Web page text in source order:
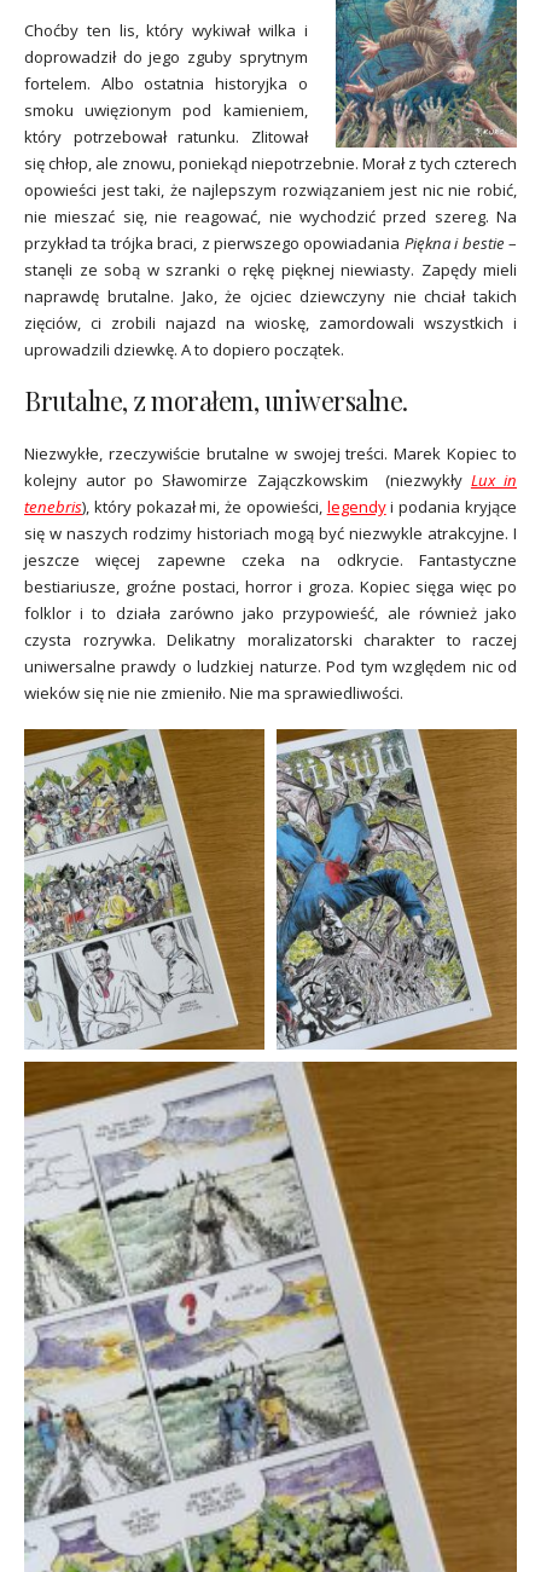
Choćby ten lis, który wykiwał wilka i
doprowadził do jego zguby sprytnym
fortelem. Albo ostatnia historyjka o
smoku uwięzionym pod kamieniem,
który potrzebował ratunku. Zlitował
się chłop, ale znowu, poniekąd niepotrzebnie. Morał z tych czterech
opowieści jest taki, że najlepszym rozwiązaniem jest nic nie robić,
nie mieszać się, nie reagować, nie wychodzić przed szereg. Na
przykład ta trójka braci, z pierwszego opowiadania Piękna i bestie –
stanęli ze sobą w szranki o rękę pięknej niewiasty. Zapędy mieli
naprawdę brutalne. Jako, że ojciec dziewczyny nie chciał takich
zięciów, ci zrobili najazd na wioskę, zamordowali wszystkich i
uprowadzili dziewkę. A to dopiero początek.
Brutalne, z morałem, uniwersalne.
Niezwykłe, rzeczywiście brutalne w swojej treści. Marek Kopiec to
kolejny autor po Sławomirze Zajączkowskim (niezwykły Lux in
tenebris), który pokazał mi, że opowieści, legendyi podania kryjące
się w naszych rodzimy historiach mogą być niezwykle atrakcyjne. I
jeszcze więcej zapewne czeka na odkrycie. Fantastyczne
bestiariusze, groźne postaci, horror i groza. Kopiec sięga więc po
folklor i to działa zarówno jako przypowieść, ale również jako
czysta rozrywka. Delikatny moralizatorski charakter to raczej
uniwersalne prawdy o ludzkiej naturze. Pod tym względem nic od
wieków się nie nie zmieniło. Nie ma sprawiedliwości.